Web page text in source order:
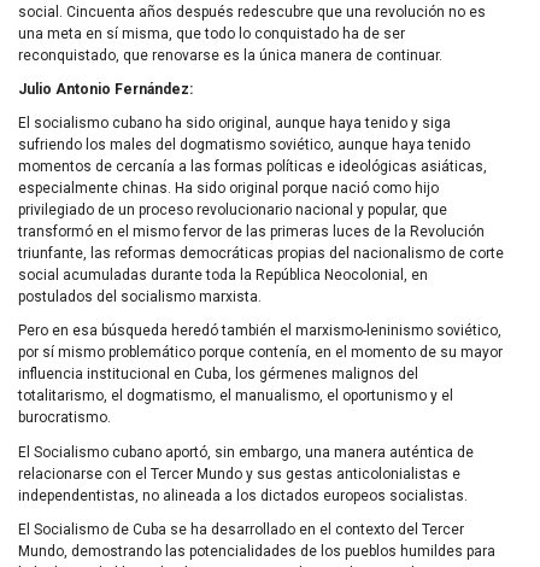
social. Cincuenta años después redescubre que una revolución no es
una meta en sí misma, que todo lo conquistado ha de ser
reconquistado, que renovarse es la única manera de continuar.
Julio Antonio Fernández:
El socialismo cubano ha sido original, aunque haya tenido y siga
sufriendo los males del dogmatismo soviético, aunque haya tenido
momentos de cercanía a las formas políticas e ideológicas asiáticas,
especialmente chinas. Ha sido original porque nació como hijo
privilegiado de un proceso revolucionario nacional y popular, que
transformó en el mismo fervor de las primeras luces de la Revolución
triunfante, las reformas democráticas propias del nacionalismo de corte
social acumuladas durante toda la República Neocolonial, en
postulados del socialismo marxista.
Pero en esa búsqueda heredó también el marxismo-leninismo soviético,
por sí mismo problemático porque contenía, en el momento de su mayor
influencia institucional en Cuba, los gérmenes malignos del
totalitarismo, el dogmatismo, el manualismo, el oportunismo y el
burocratismo.
El Socialismo cubano aportó, sin embargo, una manera auténtica de
relacionarse con el Tercer Mundo y sus gestas anticolonialistas e
independentistas, no alineada a los dictados europeos socialistas.
El Socialismo de Cuba se ha desarrollado en el contexto del Tercer
Mundo, demostrando las potencialidades de los pueblos humildes para